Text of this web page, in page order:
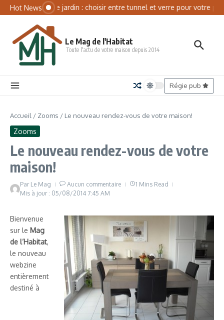
Aller au contenu
Hot NewsSerre de jardin : choisir entre tunnel et verre pour votre
Le Mag de l'Habitat
Toute l'actu de votre maison depuis 2014
Régie pub
Accueil / Zooms / Le nouveau rendez-vous de votre maison!
Zooms
Le nouveau rendez-vous de votre
maison!
Par Le Mag Aucun commentaire
1 Mins Read
Mis à jour : 05/08/2014 7:45 AM
Bienvenue
sur le Mag
de l’Habitat,
le nouveau
webzine
entièrement
destiné à
Panneau de gestion des cookies